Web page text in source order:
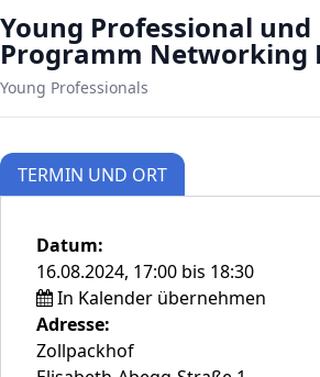
Young Professional
Programm Networking
Young Professionals
TERMIN UND ORT
Datum:
16.08.2024, 17:00 bis 18:30
In Kalender übernehmen
Adresse:
Zollpackhof